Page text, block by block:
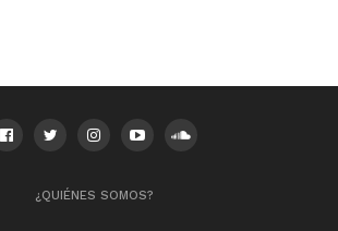
¿QUIÉNES SOMOS?